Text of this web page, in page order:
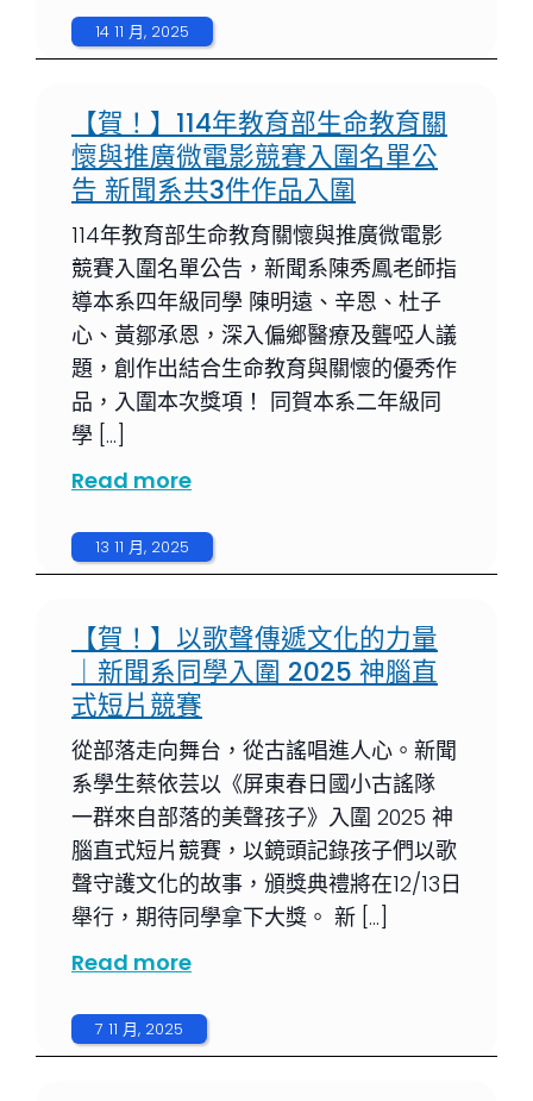
14 11 月, 2025
【賀！】114年教育部生命教育關
懷與推廣微電影競賽入圍名單公
告 新聞系共3件作品入圍
114年教育部生命教育關懷與推廣微電影
競賽入圍名單公告，新聞系陳秀鳳老師指
導本系四年級同學 陳明遠、辛恩、杜子
心、黃鄒承恩，深入偏鄉醫療及聾啞人議
題，創作出結合生命教育與關懷的優秀作
品，入圍本次獎項！ 同賀本系二年級同
學 […]
Read more
13 11 月, 2025
【賀！】以歌聲傳遞文化的力量
｜新聞系同學入圍 2025 神腦直
式短片競賽
從部落走向舞台，從古謠唱進人心。新聞
系學生蔡依芸以《屏東春日國小古謠隊
一群來自部落的美聲孩子》入圍 2025 神
腦直式短片競賽，以鏡頭記錄孩子們以歌
聲守護文化的故事，頒獎典禮將在12/13日
舉行，期待同學拿下大獎。 新 […]
Read more
7 11 月, 2025